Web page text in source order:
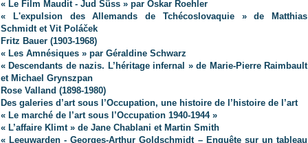
« Le Film Maudit - Jud Süss » par Oskar Roehler
« L'expulsion des Allemands de Tchécoslovaquie » de Matthias
Schmidt et Vit Poláček
Fritz Bauer (1903-1968)
« Les Amnésiques » par Géraldine Schwarz
« Descendants de nazis. L’héritage infernal » de Marie-Pierre Raimbault
et Michael Grynszpan
Rose Valland (1898-1980)
Des galeries d’art sous l’Occupation, une histoire de l’histoire de l’art
« Le marché de l’art sous l’Occupation 1940-1944 »
« L’affaire Klimt » de Jane Chablani et Martin Smith
« Leeuwarden - Georges-Arthur Goldschmidt – Enquête sur un tableau